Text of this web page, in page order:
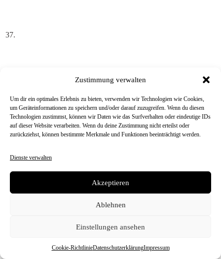
Zustimmung verwalten
Um dir ein optimales Erlebnis zu bieten, verwenden wir Technologien wie Cookies,
um Geräteinformationen zu speichern und/oder darauf zuzugreifen. Wenn du diesen
Technologien zustimmst, können wir Daten wie das Surfverhalten oder eindeutige IDs
auf dieser Website verarbeiten. Wenn du deine Zustimmung nicht erteilst oder
zurückziehst, können bestimmte Merkmale und Funktionen beeinträchtigt werden.
Dienste verwalten
Akzeptieren
Ablehnen
Einstellungen ansehen
Cookie-RichtlinieDatenschutzerklärungImpressum